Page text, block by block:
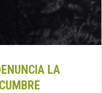
LA